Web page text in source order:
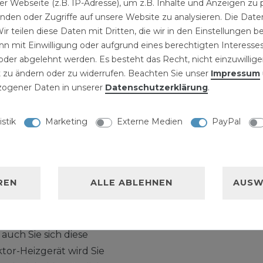
1200 mm
3 Stück |
DATEN
weiß
doch nichts über
Sie sich diese
Heizgerät wird Sie
Webseite (z.B. IP-Adresse), um z.B. Inhalte und Anzeigen zu
oder Zugriffe auf unsere Website zu analysieren. Die
teilen diese Daten mit Dritten, die wir in den Einstellungen
mit Einwilligung oder aufgrund eines berechtigten
abgelehnt werden. Es besteht das Recht, nicht
ändern oder zu widerrufen. Beachten Sie unser Impressum
Daten in unserer Daten­schutz­erklärung.
Marketing Externe Medien PayPal
ALLE ABLEHNEN